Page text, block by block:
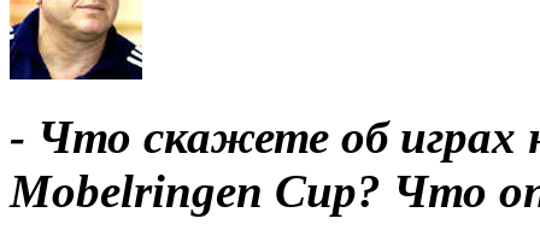
- Что скажете об играх
Mobelringen Cup? Что